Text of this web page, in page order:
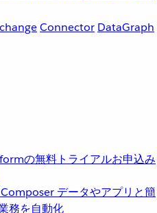
Connector DataGraph
の無料トライアルお申込み
データやアプリと簡
務を自動化